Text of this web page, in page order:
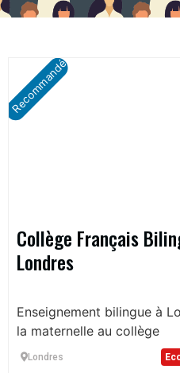
Recommandé
Collège Français
Londres
Enseignement bilingue à
la maternelle au collège
Londres